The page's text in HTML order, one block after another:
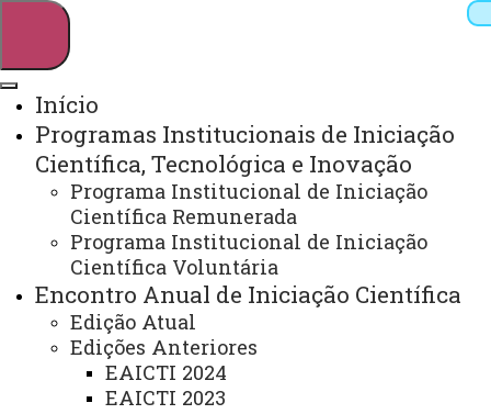
Pesquisar
Webmail Sistemas
Telefones
Arquivo Virtual
Campus
Início
Programas Institucionais de Iniciação
Científica, Tecnológica e Inovação
Programa Institucional de Iniciação
Científica Remunerada
Programa Institucional de Iniciação
Científica Voluntária
Encontro Anual de Iniciação Científica
Edição Atual
Edições Anteriores
EAICTI 2024
EAICTI 2023